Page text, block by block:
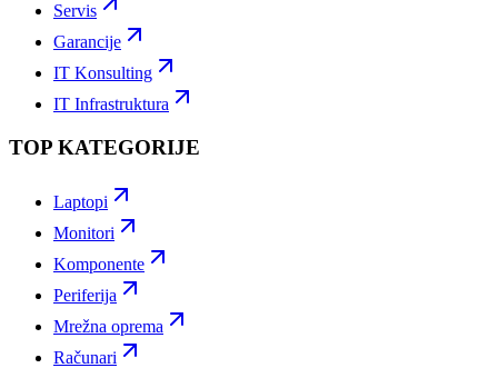
Servis
Garancije
IT Konsulting
IT Infrastruktura
TOP KATEGORIJE
Laptopi
Monitori
Komponente
Periferija
Mrežna oprema
Računari